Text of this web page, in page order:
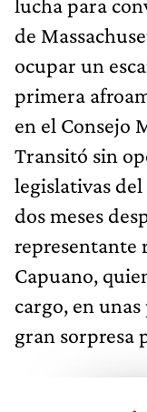
de
ocupar un
primera
en el Consejo
Transitó sin
legislativas
dos meses
representante
Capuano,
cargo, en
gran sorpresa